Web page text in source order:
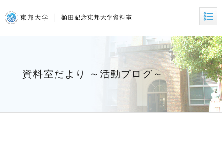
資料室だより ～活動ブログ～